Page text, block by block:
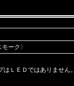
ーク〉
ＬＥＤではありません。